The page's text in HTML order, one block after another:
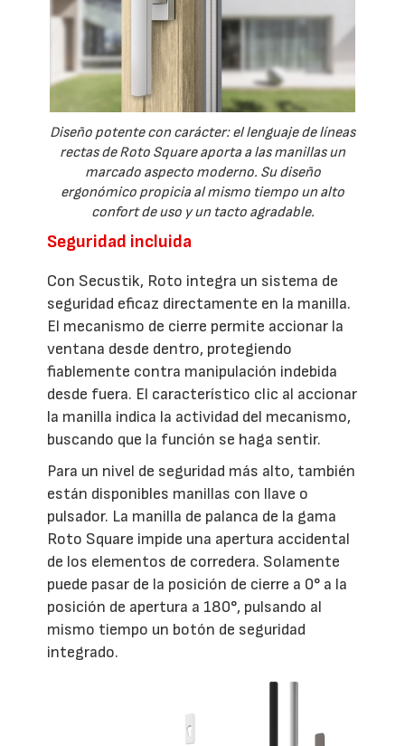
Diseño potente con carácter: el lenguaje de líneas
rectas de Roto Square aporta a las manillas un
marcado aspecto moderno. Su diseño
ergonómico propicia al mismo tiempo un alto
confort de uso y un tacto agradable.
Seguridad incluida
Con Secustik, Roto integra un sistema de
seguridad eficaz directamente en la manilla.
El mecanismo de cierre permite accionar la
ventana desde dentro, protegiendo
fiablemente contra manipulación indebida
desde fuera. El característico clic al accionar
la manilla indica la actividad del mecanismo,
buscando que la función se haga sentir.
Para un nivel de seguridad más alto, también
están disponibles manillas con llave o
pulsador. La manilla de palanca de la gama
Roto Square impide una apertura accidental
de los elementos de corredera. Solamente
puede pasar de la posición de cierre a 0° a la
posición de apertura a 180°, pulsando al
mismo tiempo un botón de seguridad
integrado.